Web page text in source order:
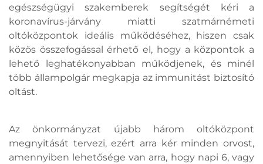
egészségügyi szakemberek segítségét kéri a
koronavírus-járvány miatti szatmárnémeti
oltóközpontok ideális működéséhez, hiszen csak
közös összefogással érhető el, hogy a központok a
lehető leghatékonyabban működjenek, és minél
több állampolgár megkapja az immunitást biztosító
oltást.
Az önkormányzat újabb három oltóközpont
megnyitását tervezi, ezért arra kér minden orvost,
amennyiben lehetősége van arra, hogy napi 6, vagy